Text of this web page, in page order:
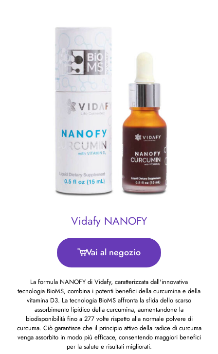
Vidafy NANOFY
Vai al negozio
La formula NANOFY di Vidafy, caratterizzata dall'innovativa
tecnologia BioMS, combina i potenti benefici della curcumina e della
vitamina D3. La tecnologia BioMS affronta la sfida dello scarso
assorbimento lipidico della curcumina, aumentandone la
biodisponibilità fino a 277 volte rispetto alla normale polvere di
curcuma. Ciò garantisce che il principio attivo della radice di curcuma
venga assorbito in modo più efficace, consentendo maggiori benefici
per la salute e risultati migliorati.